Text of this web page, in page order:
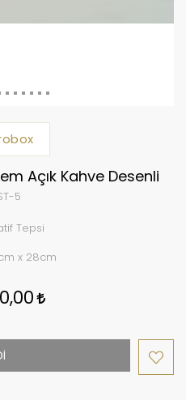
Açık Kahve Desenli
5
Tepsi
x 28cm